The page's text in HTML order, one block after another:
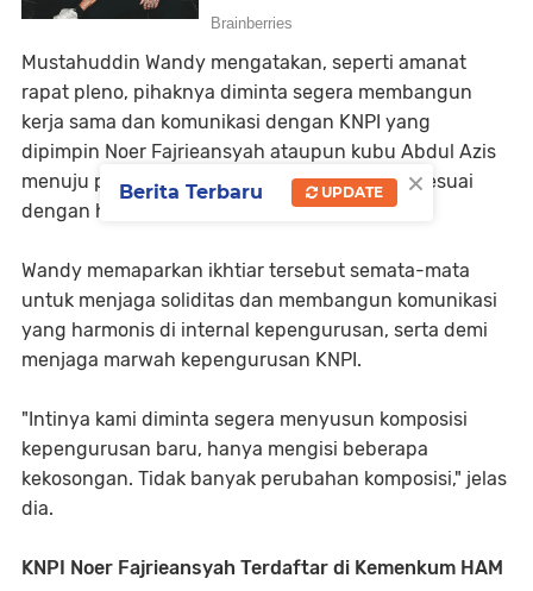
Mustahuddin Wandy mengatakan, seperti amanat
rapat pleno, pihaknya diminta segera membangun
kerja sama dan komunikasi dengan KNPI yang
dipimpin Noer Fajrieansyah ataupun kubu Abdul Azis
menuju pelaksanaan kongres bersama KNPI sesuai
dengan harapan OKP dan pemerintah.
Wandy memaparkan ikhtiar tersebut semata-mata
untuk menjaga soliditas dan membangun komunikasi
yang harmonis di internal kepengurusan, serta demi
menjaga marwah kepengurusan KNPI.
"Intinya kami diminta segera menyusun komposisi
kepengurusan baru, hanya mengisi beberapa
kekosongan. Tidak banyak perubahan komposisi," jelas
dia.
KNPI Noer Fajrieansyah Terdaftar di Kemenkum HAM
×
Berita Terbaru UPDATE